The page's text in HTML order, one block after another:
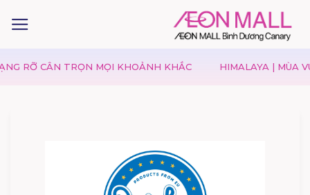
TRỌN MỌI KHOẢNH KHẮC HIMALAYA | MÙA VU LAN –